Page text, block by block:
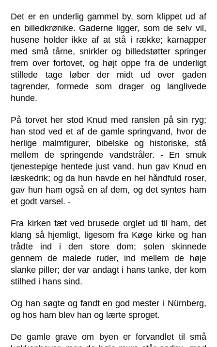
Det er en underlig gammel by, som klippet ud af
en billedkrønike. Gaderne ligger, som de selv vil,
husene holder ikke af at stå i række; karnapper
med små tårne, snirkler og billedstøtter springer
frem over fortovet, og højt oppe fra de underligt
stillede tage løber der midt ud over gaden
tagrender, formede som drager og langlivede
hunde.
På torvet her stod Knud med ranslen på sin ryg;
han stod ved et af de gamle springvand, hvor de
herlige malmfigurer, bibelske og historiske, stå
mellem de springende vandstråler. - En smuk
tjenestepige hentede just vand, hun gav Knud en
læskedrik; og da hun havde en hel håndfuld roser,
gav hun ham også en af dem, og det syntes ham
et godt varsel. -
Fra kirken tæt ved brusede orglet ud til ham, det
klang så hjemligt, ligesom fra Køge kirke og han
trådte ind i den store dom; solen skinnede
gennem de malede ruder, ind mellem de høje
slanke piller; der var andagt i hans tanke, der kom
stilhed i hans sind.
Og han søgte og fandt en god mester i Nürnberg,
og hos ham blev han og lærte sproget.
De gamle grave om byen er forvandlet til små